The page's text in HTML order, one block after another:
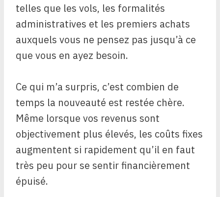
telles que les vols, les formalités
administratives et les premiers achats
auxquels vous ne pensez pas jusqu’à ce
que vous en ayez besoin.
Ce qui m’a surpris, c’est combien de
temps la nouveauté est restée chère.
Même lorsque vos revenus sont
objectivement plus élevés, les coûts fixes
augmentent si rapidement qu’il en faut
très peu pour se sentir financièrement
épuisé.